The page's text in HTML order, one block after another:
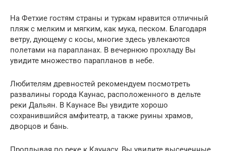
На Фетхие гостям страны и туркам нравится отличный
пляж с мелким и мягким, как мука, песком. Благодаря
ветру, дующему с косы, многие здесь увлекаются
полетами на парапланах. В вечернюю прохладу Вы
увидите множество парапланов в небе.
Любителям древностей рекомендуем посмотреть
развалины города Каунас, расположенного в дельте
реки Дальян. В Каунасе Вы увидите хорошо
сохранившийся амфитеатр, а также руины храмов,
дворцов и бань.